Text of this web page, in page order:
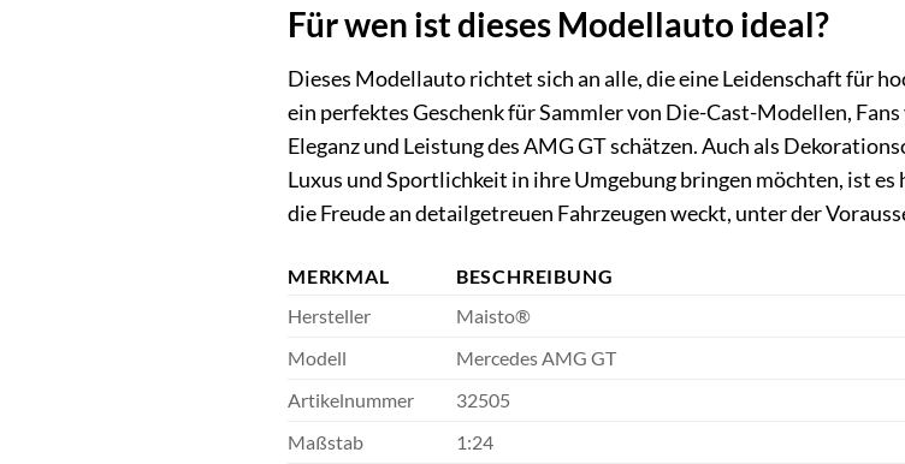
Für wen ist dieses Modellauto ideal?
Dieses Modellauto richtet sich an alle, die eine Leidenschaft für
ein perfektes Geschenk für Sammler von Die-Cast-Modellen,
Eleganz und Leistung des AMG GT schätzen. Auch als
Luxus und Sportlichkeit in ihre Umgebung bringen möchten, ist
die Freude an detailgetreuen Fahrzeugen weckt, unter der
MERKMAL
BESCHREIBUNG
Hersteller
Maisto®
Modell
Mercedes AMG GT
Artikelnummer
32505
Maßstab
1:24